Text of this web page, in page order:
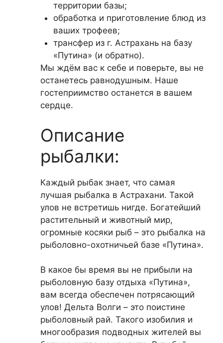
территории базы;
обработка и приготовление блюд из
ваших трофеев;
трансфер из г. Астрахань на базу
«Путина» (и обратно).
Мы ждём вас к себе и поверьте, вы не
останетесь равнодушным. Наше
гостеприимство останется в вашем
сердце.
Описание
рыбалки:
Каждый рыбак знает, что самая
лучшая рыбалка в Астрахани. Такой
улов не встретишь нигде. Богатейший
растительный и животный мир,
огромные косяки рыб – это рыбалка на
рыболовно-охотничьей базе «Путина».
В какое бы время вы не прибыли на
рыболовную базу отдыха «Путина»,
вам всегда обеспечен потрясающий
улов! Дельта Волги – это поистине
рыболовный рай. Такого изобилия и
многообразия подводных жителей вы